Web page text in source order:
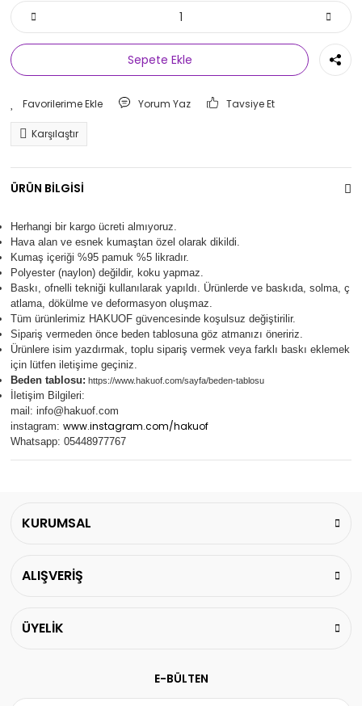
Sepete Ekle
Yorum Yaz Tavsiye Et
Karşılaştır
ÜRÜN BİLGİSİ
Herhangi bir kargo ücreti almıyoruz.
Hava alan ve esnek kumaştan özel olarak dikildi.
Kumaş içeriği %95 pamuk %5 likradır.
Polyester (naylon) değildir, koku yapmaz.
Baskı, ofnelli tekniği kullanılarak yapıldı. Ürünlerde ve baskıda, solma, ç
atlama, dökülme ve deformasyon oluşmaz.
Tüm ürünlerimiz HAKUOF güvencesinde koşulsuz değiştirilir.
Sipariş vermeden önce beden tablosuna göz atmanızı öneririz.
Ürünlere isim yazdırmak, toplu sipariş vermek veya farklı baskı eklemek
için lütfen iletişime geçiniz.
Beden tablosu: https://www.hakuof.com/sayfa/beden-tablosu
İletişim Bilgileri:
mail: info@hakuof.com
instagram: www.instagram.com/hakuof
Whatsapp: 05448977767
KURUMSAL
ALIŞVERİŞ
ÜYELİK
E-BÜLTEN